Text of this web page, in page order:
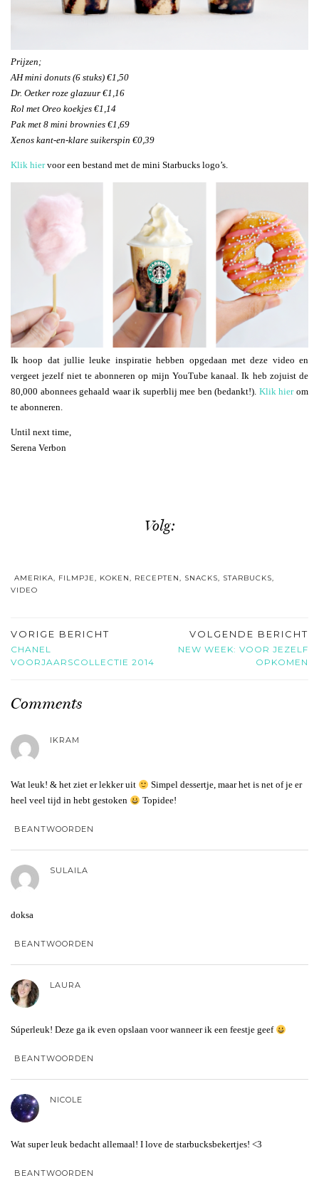
Prijzen;
AH mini donuts (6 stuks) €1,50
Dr. Oetker roze glazuur €1,16
Rol met Oreo koekjes €1,14
Pak met 8 mini brownies €1,69
Xenos kant-en-klare suikerspin €0,39
Klik hiervoor een bestand met de mini Starbucks logo’s.
Ik hoop dat jullie leuke inspiratie hebben opgedaan met deze video en
vergeet jezelf niet te abonneren op mijn YouTube kanaal. Ik heb zojuist de
80,000 abonnees gehaald waar ik superblij mee ben (bedankt!). Klik hierom
te abonneren.
Until next time,
Serena Verbon
Volg:
AMERIKA, FILMPJE, KOKEN, RECEPTEN, SNACKS, STARBUCKS,
VIDEO
VORIGE BERICHT
CHANEL
VOORJAARSCOLLECTIE 2014
VOLGENDE BERICHT
NEW WEEK: VOOR JEZELF
OPKOMEN
Comments
IKRAM
Wat leuk! & het ziet er lekker uit
Simpel dessertje, maar het is net of je er
heel veel tijd in hebt gestoken
Topidee!
BEANTWOORDEN
SULAILA
doksa
BEANTWOORDEN
LAURA
Súperleuk! Deze ga ik even opslaan voor wanneer ik een feestje geef
BEANTWOORDEN
NICOLE
Wat super leuk bedacht allemaal! I love de starbucksbekertjes! <3
BEANTWOORDEN